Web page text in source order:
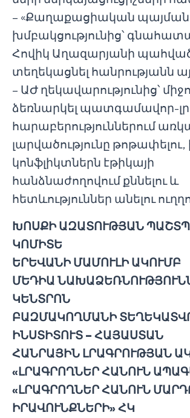
– «Քաղաքացիական
խմբակցությունից՝
Հովիկ Աղազարյանի
տեղեկացնել հանրությանն
– ԱԺ ղեկավարությունից՝
ձեռնարկել պատգամավոր-
հարաբերություններում
լարվածությունը
կոնֆլիկտներն էթիկայի
հանձնաժողովում քննելու և
հետևություններ անելու
ԽՈՍՔԻ ԱԶԱՏՈՒԹՅԱՆ
ԿՈՄԻՏԵ
ԵՐԵՎԱՆԻ ՄԱՄՈՒԼԻ ԱԿՈՒՄԲ
ՄԵԴԻԱ
ԿԵՆՏՐՈՆ
ԲԱԶՄԱԿՈՂՄԱՆԻ
ԻՆՍՏԻՏՈՒՏ – ՀԱՅԱՍՏԱՆ
ՀԱՆՐԱՅԻՆ ԼՐԱԳՐՈՒԹՅԱՆ
«ԼՐԱԳՐՈՂՆԵՐ ՀԱՆՈՒՆ
«ԼՐԱԳՐՈՂՆԵՐ ՀԱՆՈՒՆ
ԻՐԱՎՈՒՆՔՆԵՐԻ» ՀԿ